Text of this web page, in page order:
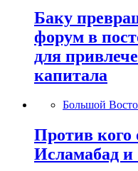
Баку
форум в
для
капитала
Большой
Против кого
Исламабад